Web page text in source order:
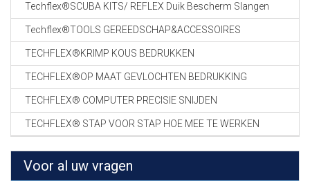
Techflex®SCUBA KITS/ REFLEX Duik Bescherm Slangen
Techflex®TOOLS GEREEDSCHAP&ACCESSOIRES
TECHFLEX®KRIMP KOUS BEDRUKKEN
TECHFLEX®OP MAAT GEVLOCHTEN BEDRUKKING
TECHFLEX® COMPUTER PRECISIE SNIJDEN
TECHFLEX® STAP VOOR STAP HOE MEE TE WERKEN
Voor al uw vragen